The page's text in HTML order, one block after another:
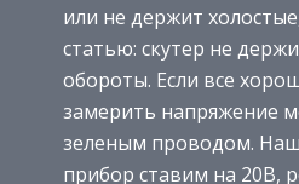
или не держит
статью: скутер не
обороты. Если все
замерить напряжение
зеленым проводом.
прибор ставим на 20В,